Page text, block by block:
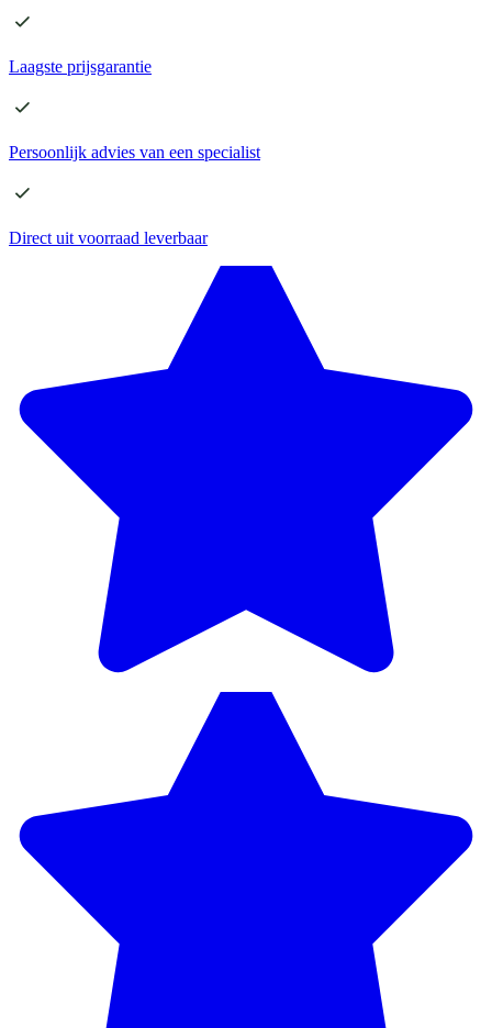
Laagste prijsgarantie
Persoonlijk advies van een specialist
Direct uit voorraad leverbaar